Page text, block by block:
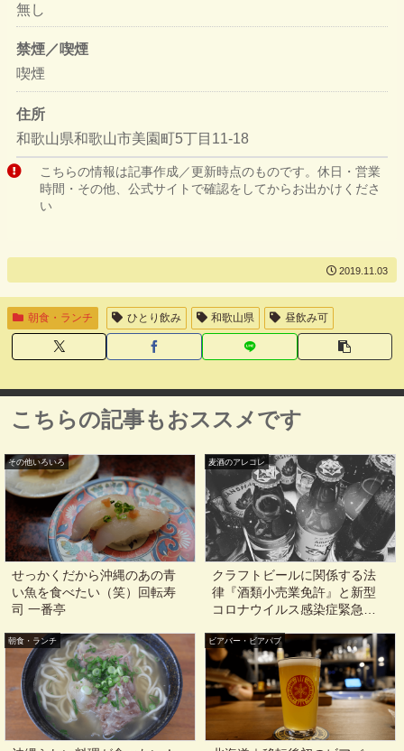
無し
禁煙／喫煙
喫煙
住所
和歌山県和歌山市美園町5丁目11-18
こちらの情報は記事作成／更新時点のものです。休日・営業
時間・その他、公式サイトで確認をしてからお出かけくださ
い
2019.11.03
朝食・ランチ ひとり飲み 和歌山県 昼飲み可
こちらの記事もおススメです
その他いろいろ
せっかくだから沖縄のあの青
い魚を食べたい（笑）回転寿
司 一番亭
麦酒のアレコレ
クラフトビールに関係する法
律『酒類小売業免許』と新型
コロナウイルス感染症緊急経
朝食・ランチ ビアバー・ビアパブ